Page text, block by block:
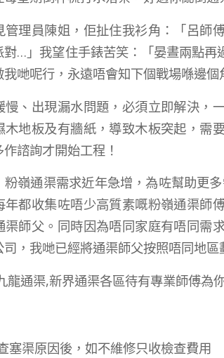
管理員陳姐，佢扯住我衫角：「呂師
對…」我望住手錶苦笑：「晏晝兩點
哋呢行，永遠唔會知下個戰場喺邊個
慢、出現漏水問題，必須立即解決，
木地板及有牆紙，導致木板突起，需
諮詢才開始工程！
粉嶺通渠需求近年急增，為咗幫助更
年都收集咗唔少高質素嘅粉嶺通渠師
渠師父。同時因為唔同家庭有唔同需
，我哋已經將通渠師父按照唔同地
龍通渠,新界通渠各區待有專業師傅為
塞渠原因後，如不維修只收檢查費用